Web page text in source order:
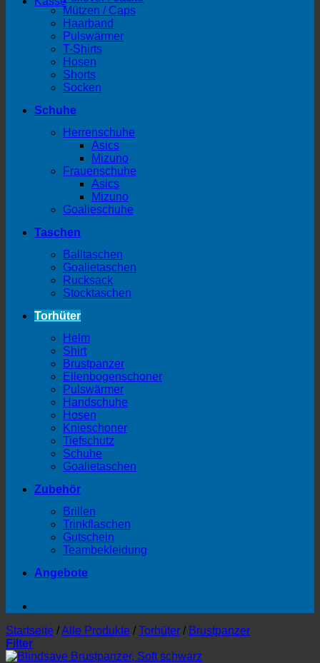
Mützen / Caps
Haarband
Pulswärmer
T-Shirts
Hosen
Shorts
Socken
Schuhe
Herrenschuhe
Asics
Mizuno
Frauenschuhe
Asics
Mizuno
Goalieschuhe
Taschen
Balltaschen
Goalietaschen
Rucksack
Stocktaschen
Torhüter
Helm
Shirt
Brustpanzer
Ellenbogenschoner
Pulswärmer
Handschuhe
Hosen
Knieschoner
Tiefschutz
Schuhe
Goalietaschen
Zubehör
Brillen
Trinkflaschen
Gutschein
Teambekleidung
Angebote
Startseite /Alle Produkte / Torhüter / Brustpanzer
Filter